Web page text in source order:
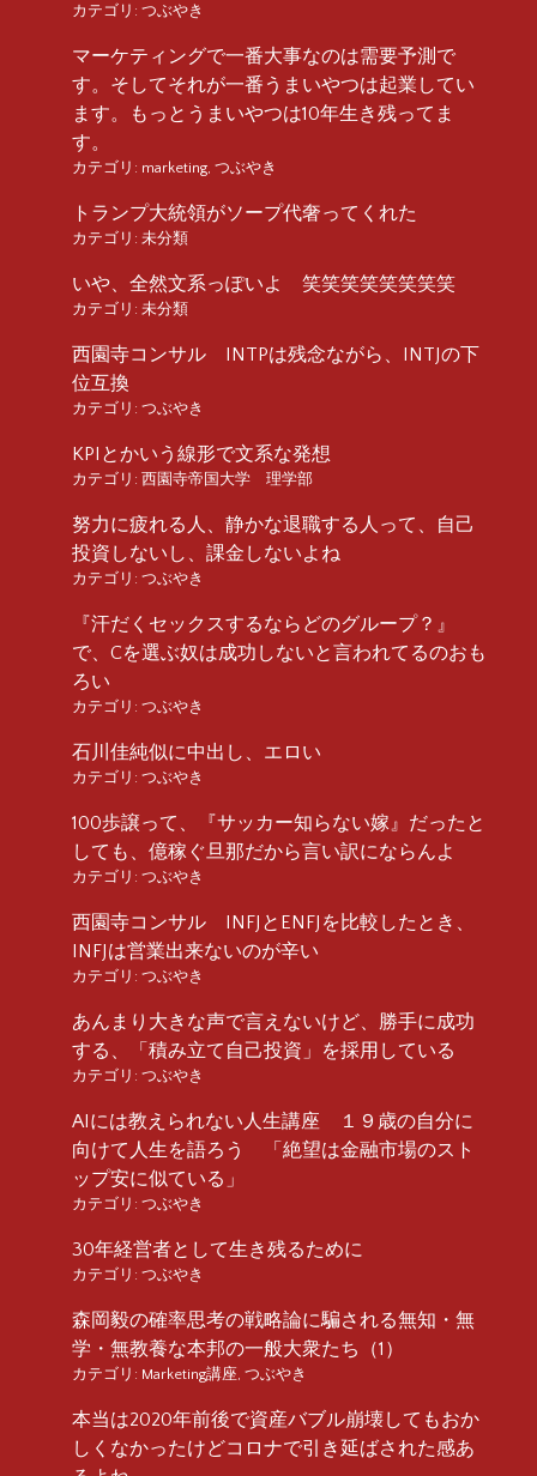
カテゴリ: つぶやき
マーケティングで一番大事なのは需要予測で
す。そしてそれが一番うまいやつは起業してい
ます。もっとうまいやつは10年生き残ってま
す。
カテゴリ: marketing つぶやき
トランプ大統領がソープ代奢ってくれた
カテゴリ: 未分類
いや、全然文系っぽいよ 笑笑笑笑笑笑笑笑
カテゴリ: 未分類
西園寺コンサル INTPは残念ながら、INTJの下
位互換
カテゴリ: つぶやき
KPIとかいう線形で文系な発想
カテゴリ: 西園寺帝国大学 理学部
努力に疲れる人、静かな退職する人って、自己
投資しないし、課金しないよね
カテゴリ: つぶやき
『汗だくセックスするならどのグループ？』
で、Cを選ぶ奴は成功しないと言われてるのおも
ろい
カテゴリ: つぶやき
石川佳純似に中出し、エロい
カテゴリ: つぶやき
100歩譲って、『サッカー知らない嫁』だったと
しても、億稼ぐ旦那だから言い訳にならんよ
カテゴリ: つぶやき
西園寺コンサル INFJとENFJを比較したとき、
INFJは営業出来ないのが辛い
カテゴリ: つぶやき
あんまり大きな声で言えないけど、勝手に成功
する、「積み立て自己投資」を採用している
カテゴリ: つぶやき
AIには教えられない人生講座 １９歳の自分に
向けて人生を語ろう 「絶望は金融市場のスト
ップ安に似ている」
カテゴリ: つぶやき
30年経営者として生き残るために
カテゴリ: つぶやき
森岡毅の確率思考の戦略論に騙される無知・無
学・無教養な本邦の一般大衆たち（1）
カテゴリ: Marketing講座 つぶやき
本当は2020年前後で資産バブル崩壊してもおか
しくなかったけどコロナで引き延ばされた感あ